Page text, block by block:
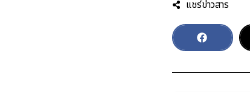
แชร์ข่าวสาร